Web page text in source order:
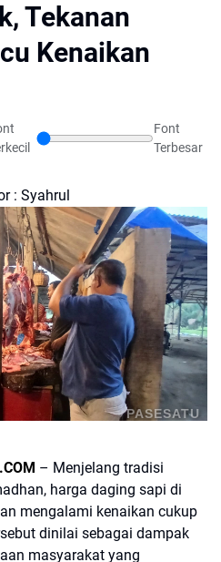
Tekanan
Kenaikan
Font
Terbesar
: Syahrul
PASESATU
– Menjelang tradisi
harga daging sapi di
mengalami kenaikan cukup
dinilai sebagai dampak
masyarakat yang